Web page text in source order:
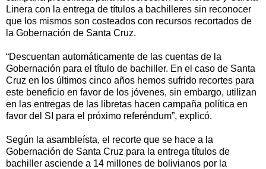
Linera con la entrega de títulos a bachilleres sin reconocer
que los mismos son costeados con recursos recortados de
la Gobernación de Santa Cruz.
“Descuentan automáticamente de las cuentas de la
Gobernación para el título de bachiller. En el caso de Santa
Cruz en los últimos cinco años hemos sufrido recortes para
este beneficio en favor de los jóvenes, sin embargo, utilizan
en las entregas de las libretas hacen campaña política en
favor del SI para el próximo referéndum”, explicó.
Según la asambleísta, el recorte que se hace a la
Gobernación de Santa Cruz para la entrega títulos de
bachiller asciende a 14 millones de bolivianos por la